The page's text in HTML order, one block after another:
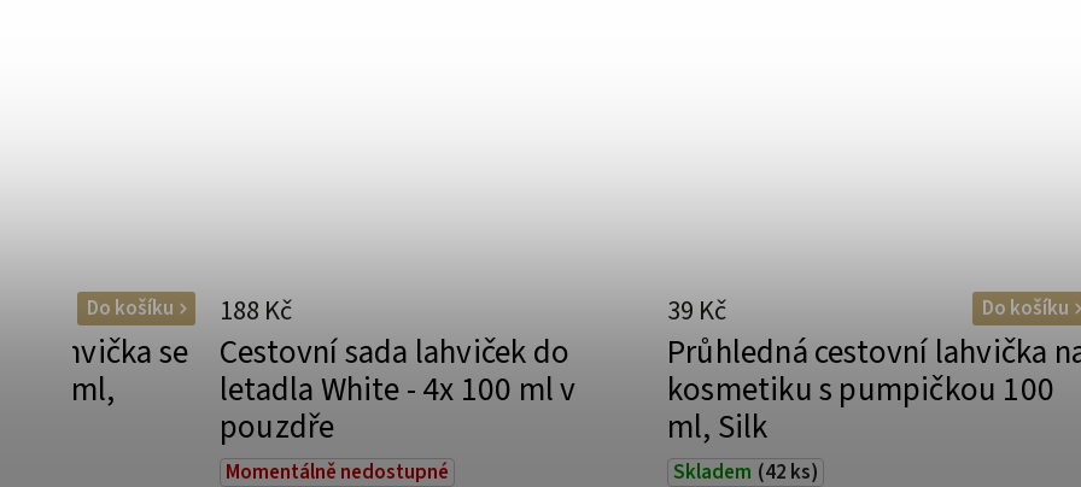
lahvička se
50 ml,
Do košíku
Cestovní sada lahviček do
letadla White - 4x 100 ml v
pouzdře
Momentálně nedostupné
188 Kč
Průhledná cestovní lahvička
kosmetiku s pumpičkou 100
ml, Silk
Skladem (42 ks)
39 Kč Do košíku